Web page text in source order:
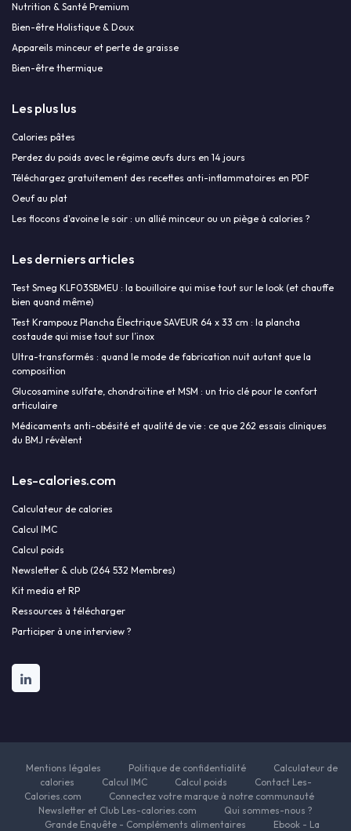
Nutrition & Santé Premium
Bien-être Holistique & Doux
Appareils minceur et perte de graisse
Bien-être thermique
Les plus lus
Calories pâtes
Perdez du poids avec le régime œufs durs en 14 jours
Téléchargez gratuitement des recettes anti-inflammatoires en PDF
Oeuf au plat
Les flocons d'avoine le soir : un allié minceur ou un piège à calories ?
Les derniers articles
Test Smeg KLF03SBMEU : la bouilloire qui mise tout sur le look (et chauffe
bien quand même)
Test Krampouz Plancha Électrique SAVEUR 64 x 33 cm : la plancha
costaude qui mise tout sur l’inox
Ultra-transformés : quand le mode de fabrication nuit autant que la
composition
Glucosamine sulfate, chondroïtine et MSM : un trio clé pour le confort
articulaire
Médicaments anti-obésité et qualité de vie : ce que 262 essais cliniques
du BMJ révèlent
Les-calories.com
Calculateur de calories
Calcul IMC
Calcul poids
Newsletter & club (264 532 Membres)
Kit media et RP
Ressources à télécharger
Participer à une interview ?
Mentions légales Politique de confidentialité
Calculateur de
calories
Calcul IMC Calcul poids
Contact Les-
Calories.com
Connectez votre marque à notre communauté
Newsletter et Club Les-calories.com
Qui sommes-nous ?
Grande Enquête - Compléments alimentaires
Ebook - La